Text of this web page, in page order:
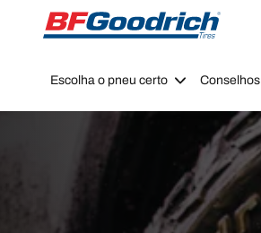
Go to page content Go to page navigation
Escolha o pneu certo Conselhos